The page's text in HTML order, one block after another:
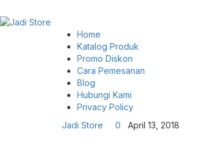
Home
Katalog Produk
Promo Diskon
Cara Pemesanan
Blog
Hubungi Kami
Privacy Policy
Jadi Store
0 April 13, 2018